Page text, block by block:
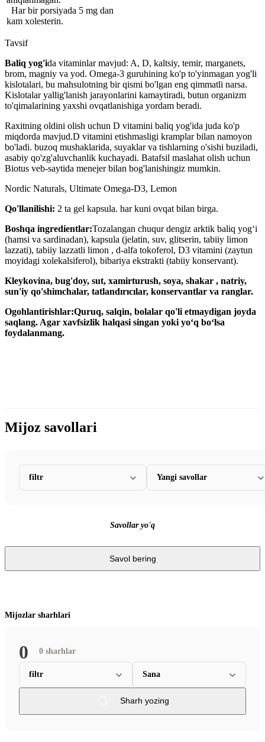
Har bir porsiyada 5 mg dan
kam xolesterin.
Tavsif
Baliq yog'ida vitaminlar mavjud: A, D, kaltsiy, temir, marganets,
brom, magniy va yod. Omega-3 guruhining ko'p to'yinmagan yog'li
kislotalari, bu mahsulotning bir qismi bo'lgan eng qimmatli narsa.
Kislotalar yallig'lanish jarayonlarini kamaytiradi, butun organizm
to'qimalarining yaxshi ovqatlanishiga yordam beradi.
Raxitning oldini olish uchun D vitamini baliq yog'ida juda ko'p
miqdorda mavjud.D vitamini etishmasligi kramplar bilan namoyon
bo'ladi. buzoq mushaklarida, suyaklar va tishlarning o'sishi buziladi,
asabiy qo'zg'aluvchanlik kuchayadi. Batafsil maslahat olish uchun
Biotus veb-saytida menejer bilan bog'lanishingiz mumkin.
Nordic Naturals, Ultimate Omega-D3, Lemon
Qo'llanilishi: 2 ta gel kapsula. har kuni ovqat bilan birga.
Boshqa ingredientlar:Tozalangan chuqur dengiz arktik baliq yog‘i
(hamsi va sardinadan), kapsula (jelatin, suv, glitserin, tabiiy limon
lazzati), tabiiy lazzatli limon , d-alfa tokoferol, D3 vitamini (zaytun
moyidagi xolekalsiferol), bibariya ekstrakti (tabiiy konservant).
Kleykovina, bug'doy, sut, xamirturush, soya, shakar , natriy,
sun'iy qo'shimchalar, tatlandırıcılar, konservantlar va ranglar.
Ogohlantirishlar:Quruq, salqin, bolalar qo'li etmaydigan joyda
saqlang. Agar xavfsizlik halqasi singan yoki yoʻq boʻlsa
foydalanmang.
Mijoz savollari
filtr Yangi savollar
Savollar yo'q
Savol bering
Mijozlar sharhlari
0 0 sharhlar
filtr Sana
Sharh yozing